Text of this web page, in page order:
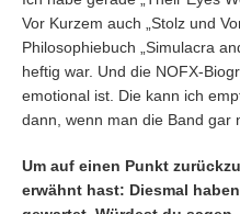
Vor Kurzem auch „Stolz und
Philosophiebuch „Simulacra
heftig war. Und die NOFX-
emotional ist. Die kann ich
dann, wenn man die Band gar
Um auf einen Punkt
erwähnt hast: Diesmal